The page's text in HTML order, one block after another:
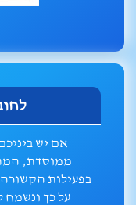
אם יש
ממוסדת,
בפעילות הקשורה
על כך ונשמח